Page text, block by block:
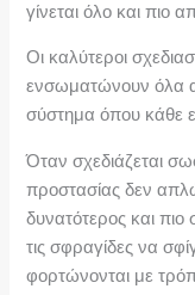
γίνεται όλο και πιο
Οι καλύτεροι
ενσωματώνουν όλα
σύστημα όπου κάθε
Όταν σχεδιάζεται
προστασίας δεν
δυνατότερος και
τις σφραγίδες να
φορτώνονται με